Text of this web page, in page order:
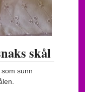
skål
sunn